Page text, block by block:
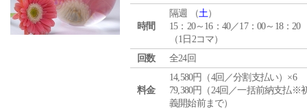
時間
隔週 （土）
15：20～16：40／17：00～18：20
（1日2コマ）
回数
全24回
料金
14,580円（4回／分割支払い）×6
79,380円（24回／一括前納支払※
義開始前まで）